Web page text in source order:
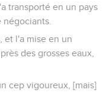
transporté en un pays
et l'a mise en un
des grosses eaux,
cep vigoureux, [mais]